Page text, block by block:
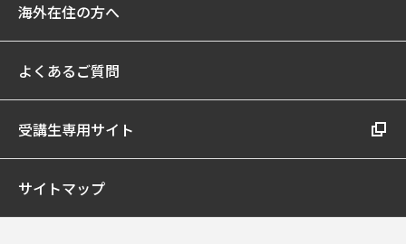
海外在住の方へ
よくあるご質問
受講生専用サイト
サイトマップ